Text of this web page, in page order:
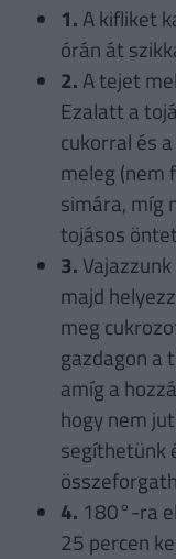
1.A kifliket
órán át
2.A tejet
Ezalatt a
cukorral és
meleg (nem
simára, míg
tojásos
3.
majd
meg
gazdagon a
amíg a
hogy nem
segíthetünk
4. 180°-ra
25 percen